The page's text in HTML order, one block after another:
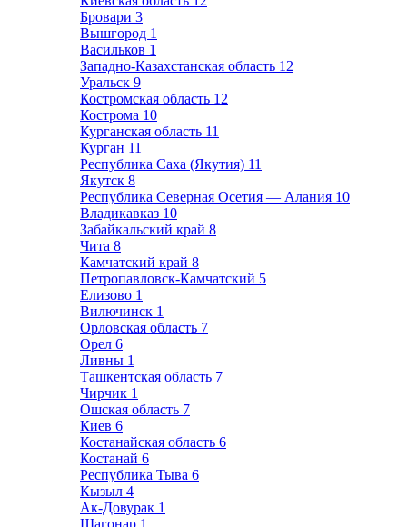
Бровари 3
Вышгород 1
Васильков 1
Западно-Казахстанская область 12
Уральск 9
Костромская область 12
Кострома 10
Курганская область 11
Курган 11
Республика Саха (Якутия) 11
Якутск 8
Республика Северная Осетия — Алания 10
Владикавказ 10
Забайкальский край 8
Чита 8
Камчатский край 8
Петропавловск-Камчатский 5
Елизово 1
Вилючинск 1
Орловская область 7
Орел 6
Ливны 1
Ташкентская область 7
Чирчик 1
Ошская область 7
Киев 6
Костанайская область 6
Костанай 6
Республика Тыва 6
Кызыл 4
Ак-Довурак 1
Шагонар 1